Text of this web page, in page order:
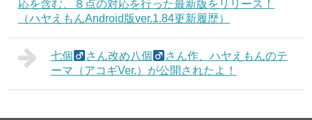
応を含む、８点の対応を行った最新版をリリース！
（ハヤえもんAndroid版ver.1.84更新履歴）
七個 さん改め八個
さん作、ハヤえもんのテ
ーマ（アコギVer.）が公開されたよ！